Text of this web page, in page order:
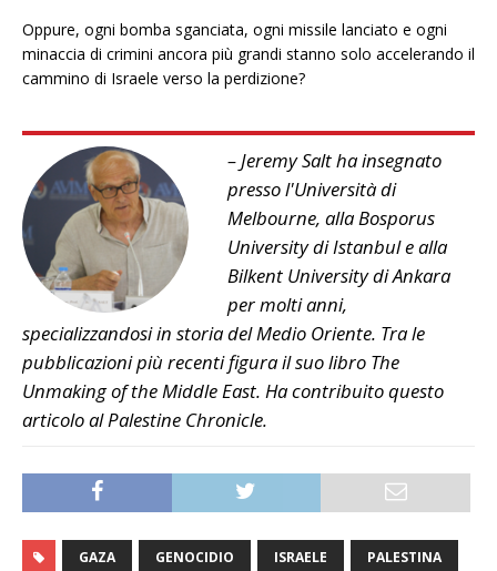
Oppure, ogni bomba sganciata, ogni missile lanciato e ogni
minaccia di crimini ancora più grandi stanno solo accelerando il
cammino di Israele verso la perdizione?
– Jeremy Salt ha insegnato
presso l'Università di
Melbourne, alla Bosporus
University di Istanbul e alla
Bilkent University di Ankara
per molti anni,
specializzandosi in storia del Medio Oriente. Tra le
pubblicazioni più recenti figura il suo libro The
Unmaking of the Middle East. Ha contribuito questo
articolo al Palestine Chronicle.
GAZA GENOCIDIO ISRAELE PALESTINA